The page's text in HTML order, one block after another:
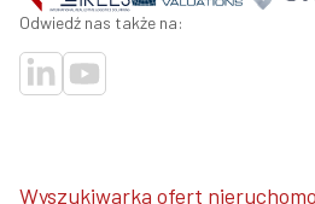
Odwiedź nas także na:
Wyszukiwarka ofert